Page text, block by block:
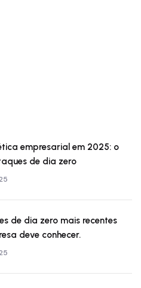
empresarial em 2025: o
de dia zero
de dia zero mais recentes
deve conhecer.